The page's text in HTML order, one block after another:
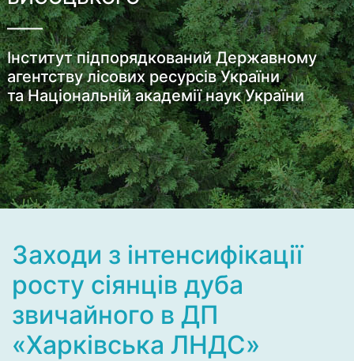
Інститут підпорядкований Державному
агентству лісових ресурсів України
та Національній академії наук України
Заходи з інтенсифікації
росту сіянців дуба
звичайного в ДП
«Харківська ЛНДС»